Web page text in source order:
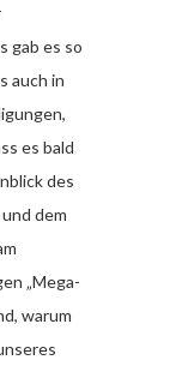
gab es so
auch in
es bald
des
dem
„Mega-
warum